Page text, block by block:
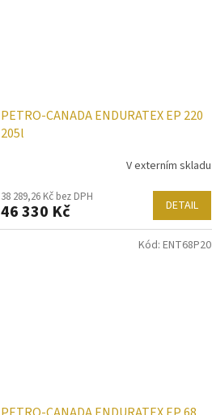
PETRO-CANADA ENDURATEX EP 220
205l
V externím skladu
38 289,26 Kč bez DPH
46 330 Kč DETAIL
Kód: ENT68P20